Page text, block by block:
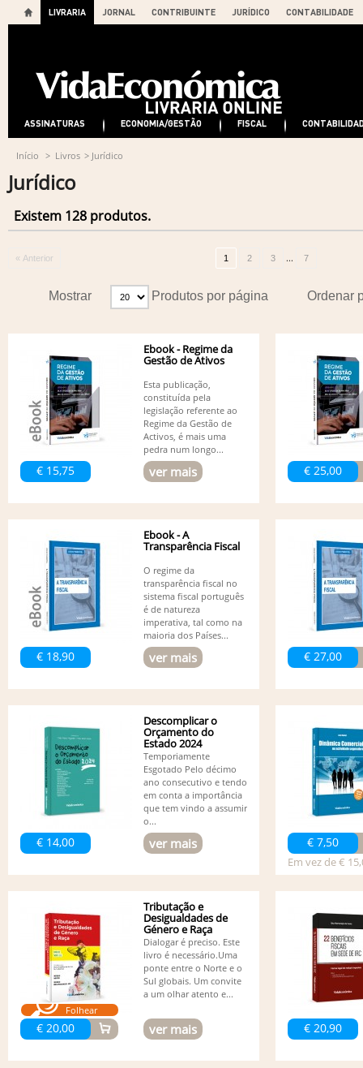
LIVRARIA JORNAL CONTRIBUINTE JURÍDICO CONTABILIDADE
ASSINATURAS ECONOMIA/GESTÃO FISCAL
Início > Livros > Jurídico
Jurídico
Existem 128 produtos.
« Anterior 1 2 3 ... 7
Ordenar
Mostrar Produtos por página
€ 15,75
Ebook - Regime da
Gestão de Ativos
Esta publicação,
constituída pela
legislação referente ao
Regime da Gestão de
Activos, é mais uma
pedra num longo...
ver mais € 25,00
€ 18,90
Ebook - A
Transparência Fiscal
O regime da
transparência fiscal no
sistema fiscal português
é de natureza
imperativa, tal como na
maioria dos Países...
ver mais € 27,00
€ 14,00
Descomplicar o
Orçamento do
Estado 2024
Temporiamente
Esgotado Pelo décimo
ano consecutivo e tendo
em conta a importância
que tem vindo a assumir
o...
ver mais € 7,50
Em vez de €
Folhear
€ 20,00
Tributação e
Desigualdades de
Género e Raça
Dialogar é preciso. Este
livro é necessário.Uma
ponte entre o Norte e o
Sul globais. Um convite
a um olhar atento e...
ver mais € 20,90